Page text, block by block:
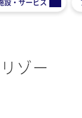
設・サービス
ゾー